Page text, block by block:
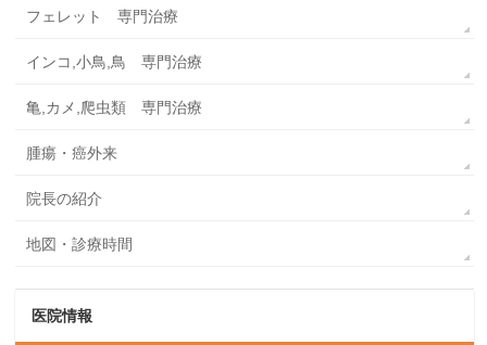
フェレット 専門治療
インコ,小鳥,鳥 専門治療
亀,カメ,爬虫類 専門治療
腫瘍・癌外来
院長の紹介
地図・診療時間
医院情報